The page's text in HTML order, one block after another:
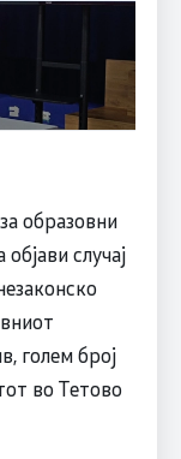
образовни
случај
голем број
во Тетово